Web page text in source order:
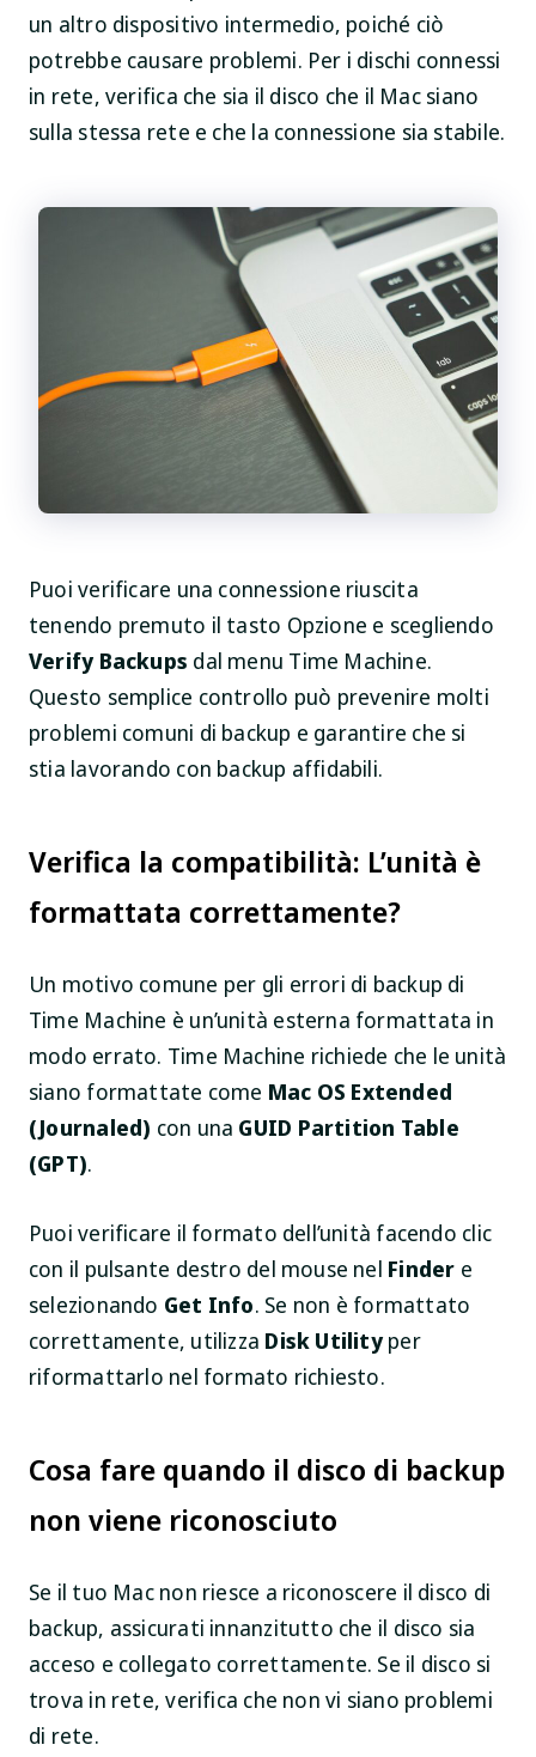
un altro dispositivo intermedio, poiché ciò
potrebbe causare problemi. Per i dischi connessi
in rete, verifica che sia il disco che il Mac siano
sulla stessa rete e che la connessione sia stabile.
Puoi verificare una connessione riuscita
tenendo premuto il tasto Opzione e scegliendo
Verify Backups dal menu Time Machine.
Questo semplice controllo può prevenire molti
problemi comuni di backup e garantire che si
stia lavorando con backup affidabili.
Verifica la compatibilità: L’unità è
formattata correttamente?
Un motivo comune per gli errori di backup di
Time Machine è un’unità esterna formattata in
modo errato. Time Machine richiede che le unità
siano formattate come Mac OS Extended
(Journaled) con una GUID Partition Table
(GPT).
Puoi verificare il formato dell’unità facendo clic
con il pulsante destro del mouse nel Finder e
selezionando Get Info. Se non è formattato
correttamente, utilizza Disk Utilityper
riformattarlo nel formato richiesto.
Cosa fare quando il disco di backup
non viene riconosciuto
Se il tuo Mac non riesce a riconoscere il disco di
backup, assicurati innanzitutto che il disco sia
acceso e collegato correttamente. Se il disco si
trova in rete, verifica che non vi siano problemi
di rete.